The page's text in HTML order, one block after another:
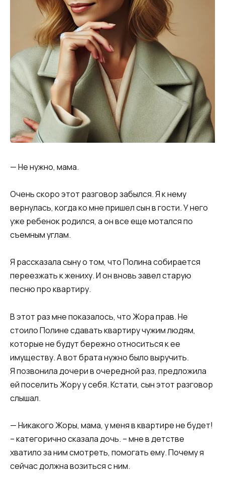
— Не нужно, мама.
Очень скоро этот разговор забылся. Я к нему
вернулась, когда ко мне пришел сын в гости. У него
уже ребенок родился, а он все еще мотался по
съемным углам.
Я рассказала сыну о том, что Полина собирается
переезжать к жениху. И он вновь завел старую
песню про квартиру.
В этот раз мне показалось, что Жора прав. Не
стоило Полине сдавать квартиру чужим людям,
которые не будут бережно относиться к ее
имуществу. А вот брата нужно было выручить.
Я позвонила дочери в очередной раз, предложила
ей поселить Жору у себя. Кстати, сын этот разговор
слышал.
— Никакого Жоры, мама, у меня в квартире не будет!
– категорично сказала дочь. – мне в детстве
хватило за ним смотреть, помогать ему. Почему я
сейчас должна возиться с ним.